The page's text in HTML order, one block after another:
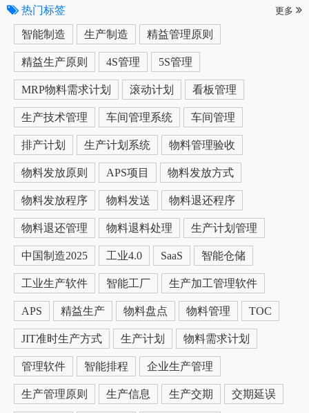
热门标签 更多
智能制造 生产制造 精益管理原则
精益生产原则 4S管理 5S管理
MRP物料需求计划 滚动计划 看板管理
生产技术管理 车间管理系统 车间管理
排产计划 生产计划系统 物料管理验收
物料发放原则 APS项目 物料发放方式
物料发放程序 物料发送 物料退还程序
物料退还管理 物料退料处理 生产计划管理
中国制造2025 工业4.0 SaaS 智能仓储
工业生产软件 智能工厂 生产加工管理软件
APS 精益生产 物料盘点 物料管理 TOC
JIT准时生产方式 生产计划 物料需求计划
管理软件 智能排程 企业生产管理
生产管理原则 生产信息 生产交期 交期延误